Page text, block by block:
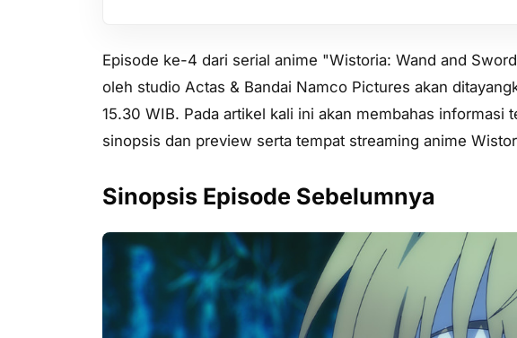
Episode ke-4 dari serial anime "Wistoria: Wand and
oleh studio Actas & Bandai Namco Pictures akan
15.30 WIB. Pada artikel kali ini akan membahas informasi
sinopsis dan preview serta tempat streaming anime
Sinopsis Episode Sebelumnya